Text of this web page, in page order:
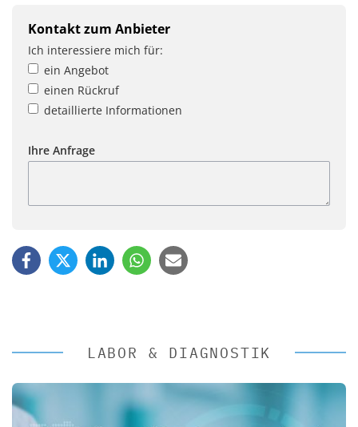
Kontakt zum Anbieter
Ich interessiere mich für:
ein Angebot
einen Rückruf
detaillierte Informationen
Ihre Anfrage
LABOR & DIAGNOSTIK